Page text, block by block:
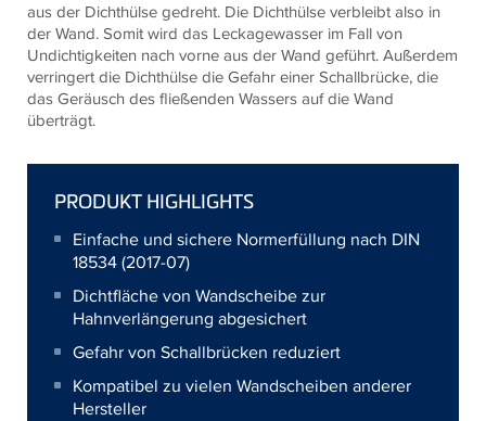
aus der Dichthülse gedreht. Die Dichthülse verbleibt also in
der Wand. Somit wird das Leckagewasser im Fall von
Undichtigkeiten nach vorne aus der Wand geführt. Außerdem
verringert die Dichthülse die Gefahr einer Schallbrücke, die
das Geräusch des fließenden Wassers auf die Wand
überträgt.
PRODUKT HIGHLIGHTS
Einfache und sichere ­Normerfüllung nach DIN
18534 (2017-07)
Dichtfläche von Wandscheibe zur
Hahnverlängerung ­abgesichert
Gefahr von Schallbrücken reduziert
Kompatibel zu vielen ­Wandscheiben anderer
Hersteller